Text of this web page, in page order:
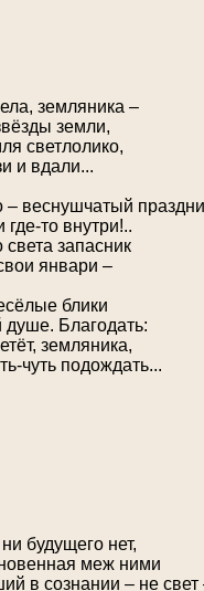
земляника –
земли,
светлолико,
и вдали...
– веснушчатый
где-то внутри!..
запасник
январи –
блики
Благодать:
земляника,
чуть подождать...
будущего нет,
меж ними
в сознании – не свет